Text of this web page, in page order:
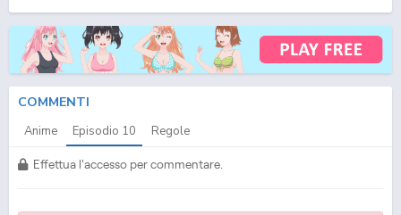
Episodio 10 SUB ITA - Fullmetal Alchemist (ITA) Streaming Episodio10ITA -
Fullmetal Alchemist (ITA) Download Episodio
10SUB ITA - Fullmetal Alchemist (ITA)
Download Episodio10ITA
COMMENTI
Anime Episodio 10 Regole
Effettua l'accesso per commentare.